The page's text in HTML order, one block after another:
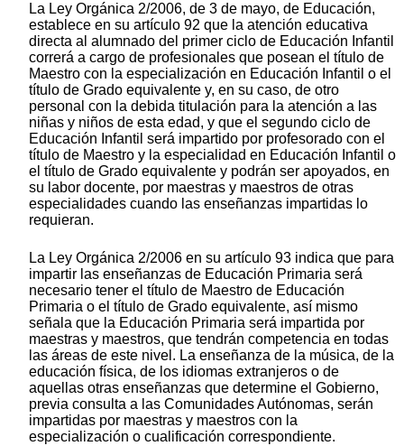
La Ley Orgánica 2/2006, de 3 de mayo, de Educación,
establece en su artículo 92 que la atención educativa
directa al alumnado del primer ciclo de Educación Infantil
correrá a cargo de profesionales que posean el título de
Maestro con la especialización en Educación Infantil o el
título de Grado equivalente y, en su caso, de otro
personal con la debida titulación para la atención a las
niñas y niños de esta edad, y que el segundo ciclo de
Educación Infantil será impartido por profesorado con el
título de Maestro y la especialidad en Educación Infantil o
el título de Grado equivalente y podrán ser apoyados, en
su labor docente, por maestras y maestros de otras
especialidades cuando las enseñanzas impartidas lo
requieran.
La Ley Orgánica 2/2006 en su artículo 93 indica que para
impartir las enseñanzas de Educación Primaria será
necesario tener el título de Maestro de Educación
Primaria o el título de Grado equivalente, así mismo
señala que la Educación Primaria será impartida por
maestras y maestros, que tendrán competencia en todas
las áreas de este nivel. La enseñanza de la música, de la
educación física, de los idiomas extranjeros o de
aquellas otras enseñanzas que determine el Gobierno,
previa consulta a las Comunidades Autónomas, serán
impartidas por maestras y maestros con la
especialización o cualificación correspondiente.